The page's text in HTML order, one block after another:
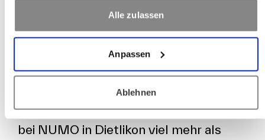
Alle zulassen
Anpassen
Ablehnen
Mit ihrer aufgeschlossenen und
fröhlichen Art ist Lendita am Empfang
bei NUMO in Dietlikon viel mehr als